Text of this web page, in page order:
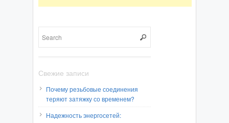
Свежие записи
Почему резьбовые соединения
теряют затяжку со временем?
Надежность энергосетей: